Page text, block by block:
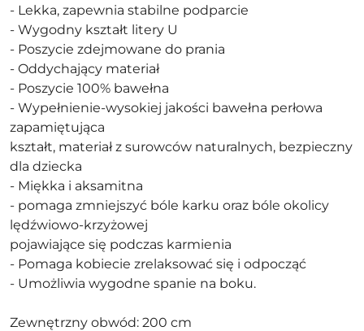
- Lekka, zapewnia stabilne podparcie
- Wygodny kształt litery U
- Poszycie zdejmowane do prania
- Oddychający materiał
- Poszycie 100% bawełna
- Wypełnienie-wysokiej jakości bawełna perłowa
zapamiętująca
kształt, materiał z surowców naturalnych, bezpieczny
dla dziecka
- Miękka i aksamitna
- pomaga zmniejszyć bóle karku oraz bóle okolicy
lędźwiowo-krzyżowej
pojawiające się podczas karmienia
- Pomaga kobiecie zrelaksować się i odpocząć
- Umożliwia wygodne spanie na boku.
Zewnętrzny obwód: 200 cm